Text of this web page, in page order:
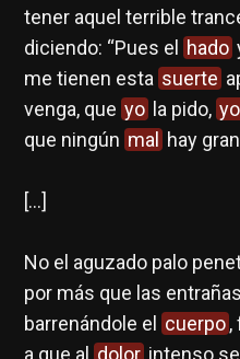
tener aquel terrible
diciendo: “Pues el
hado
me tienen esta suerte
venga, que yo la pido, yo
que ningún mal hay
[…]
No el aguzado palo
por más que las
barrenándole el
cuerpo,
a que al dolor intenso